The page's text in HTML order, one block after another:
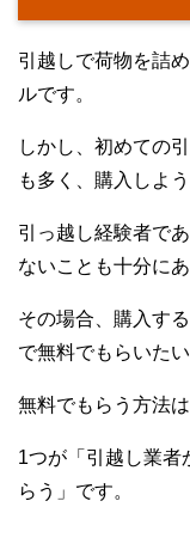
引越しで荷物を詰
ルです。
しかし、初めての
も多く、購入しよ
引っ越し経験者で
ないことも十分にあ
その場合、購入す
で無料でもらいた
無料でもらう方法
1つが「引越し業者
らう」です。